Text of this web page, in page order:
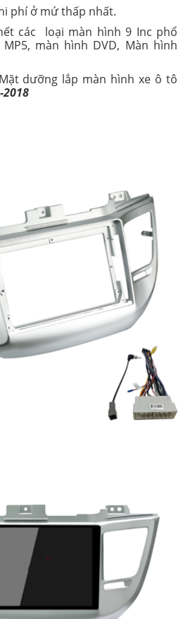
phí ở mứ thấp nhất.
các loại màn hình 9 Inc phổ
màn hình DVD, Màn hình
dưỡng lắp màn hình xe ô tô
2018